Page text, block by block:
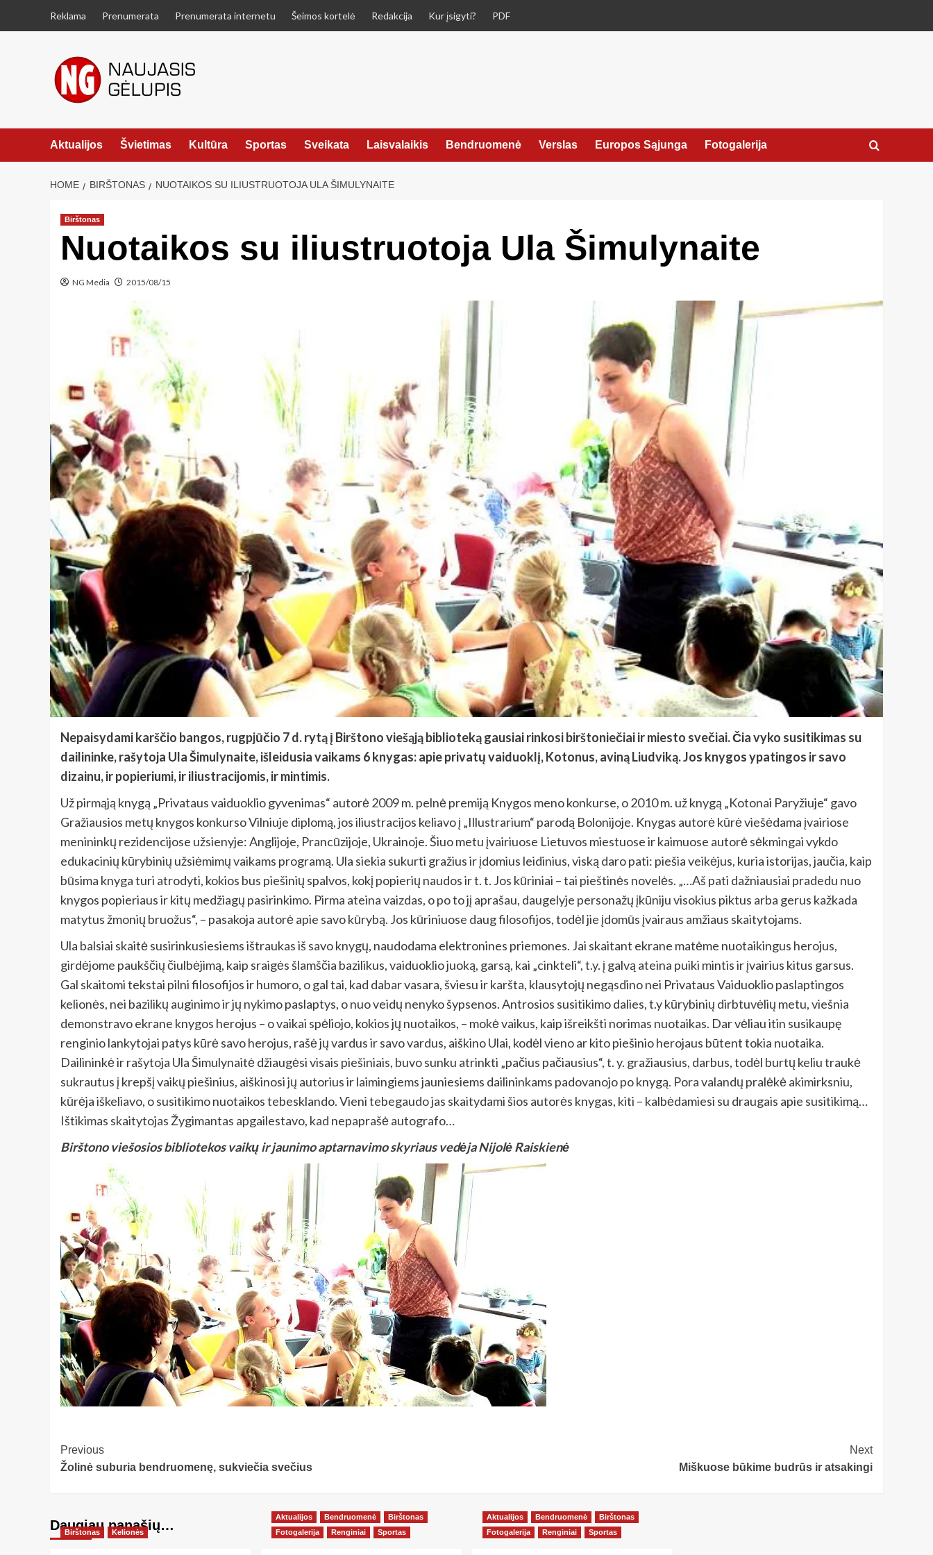
Reklama Prenumerata Prenumerata internetu Šeimos kortelė Redakcija Kur įsigyti? PDF
Aktualijos Švietimas Kultūra Sportas Sveikata Laisvalaikis Bendruomenė Verslas Europos Sąjunga Fotogalerija
HOME BIRŠTONAS NUOTAIKOS SU ILIUSTRUOTOJA ULA ŠIMULYNAITE
Birštonas
Nuotaikos su iliustruotoja Ula Šimulynaite
NG Media 2015/08/15
Nepaisydami karščio bangos, rugpjūčio 7 d. rytą į Birštono viešąją biblioteką gausiai rinkosi birštoniečiai ir miesto svečiai. Čia vyko susitikimas su
dailininke, rašytoja Ula Šimulynaite, išleidusia vaikams 6 knygas: apie privatų vaiduoklį, Kotonus, aviną Liudviką. Jos knygos ypatingos ir savo
dizainu, ir popieriumi, ir iliustracijomis, ir mintimis.
Už pirmąją knygą „Privataus vaiduoklio gyvenimas“ autorė 2009 m. pelnė premiją Knygos meno konkurse, o 2010 m. už knygą „Kotonai Paryžiuje“ gavo
Gražiausios metų knygos konkurso Vilniuje diplomą, jos iliustracijos keliavo į „Illustrarium“ parodą Bolonijoje. Knygas autorė kūrė viešėdama įvairiose
menininkų rezidencijose užsienyje: Anglijoje, Prancūzijoje, Ukrainoje. Šiuo metu įvairiuose Lietuvos miestuose ir kaimuose autorė sėkmingai vykdo
edukacinių kūrybinių užsiėmimų vaikams programą. Ula siekia sukurti gražius ir įdomius leidinius, viską daro pati: piešia veikėjus, kuria istorijas, jaučia, kaip
būsima knyga turi atrodyti, kokios bus piešinių spalvos, kokį popierių naudos ir t. t. Jos kūriniai – tai pieštinės novelės. „…Aš pati dažniausiai pradedu nuo
knygos popieriaus ir kitų medžiagų pasirinkimo. Pirma ateina vaizdas, o po to jį aprašau, daugelyje personažų įkūniju visokius piktus arba gerus kažkada
matytus žmonių bruožus“, – pasakoja autorė apie savo kūrybą. Jos kūriniuose daug filosofijos, todėl jie įdomūs įvairaus amžiaus skaitytojams.
Ula balsiai skaitė susirinkusiesiems ištraukas iš savo knygų, naudodama elektronines priemones. Jai skaitant ekrane matėme nuotaikingus herojus,
girdėjome paukščių čiulbėjimą, kaip sraigės šlamščia bazilikus, vaiduoklio juoką, garsą, kai „cinkteli“, t.y. į galvą ateina puiki mintis ir įvairius kitus garsus.
Gal skaitomi tekstai pilni filosofijos ir humoro, o gal tai, kad dabar vasara, šviesu ir karšta, klausytojų negąsdino nei Privataus Vaiduoklio paslaptingos
kelionės, nei bazilikų auginimo ir jų nykimo paslaptys, o nuo veidų nenyko šypsenos.Antrosios susitikimo dalies, t.y kūrybinių dirbtuvėlių metu, viešnia
demonstravo ekrane knygos herojus – o vaikai spėliojo, kokios jų nuotaikos, – mokė vaikus, kaip išreikšti norimas nuotaikas. Dar vėliau itin susikaupę
renginio lankytojai patys kūrė savo herojus, rašė jų vardus ir savo vardus, aiškino Ulai, kodėl vieno ar kito piešinio herojaus būtent tokia nuotaika.
Dailininkė ir rašytoja Ula Šimulynaitė džiaugėsi visais piešiniais, buvo sunku atrinkti „pačius pačiausius“, t. y. gražiausius, darbus, todėl burtų keliu traukė
sukrautus į krepšį vaikų piešinius, aiškinosi jų autorius ir laimingiems jauniesiems dailininkams padovanojo po knygą. Pora valandų pralėkė akimirksniu,
kūrėja iškeliavo, o susitikimo nuotaikos tebesklando. Vieni tebegaudo jas skaitydami šios autorės knygas, kiti – kalbėdamiesi su draugais apie susitikimą…
Ištikimas skaitytojas Žygimantas apgailestavo, kad nepaprašė autografo…
Birštono viešosios bibliotekos vaikų ir jaunimo aptarnavimo skyriaus vedėja Nijolė Raiskienė
Post
Navigation
Previous
Žolinė suburia bendruomenę, sukviečia svečius
Next
Miškuose būkime budrūs ir atsakingi
Daugiau panašių…
Birštonas Kelionės
Aktualijos Bendruomenė
Birštonas
Fotogalerija
Renginiai Sportas
Aktualijos Bendruomenė
Birštonas
Fotogalerija
Renginiai Sportas